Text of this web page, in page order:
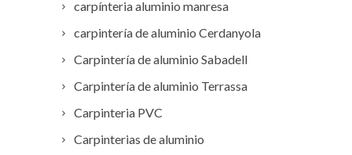
carpínteria aluminio manresa
carpintería de aluminio Cerdanyola
Carpintería de aluminio Sabadell
Carpintería de aluminio Terrassa
Carpinteria PVC
Carpinterias de aluminio